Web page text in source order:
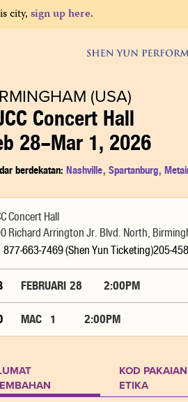
city,sign up here.
(USA)
Concert Hall
28–Mar 1, 2026
berdekatan: Nashville, Spartanburg,
Concert Hall
Richard Arrington Jr. Blvd. North,
877-663-7469 (Shen Yun Ticketing)205-
FEBRUARI 28 2:00PM
MAC 1 2:00PM
KOD
ETIKA